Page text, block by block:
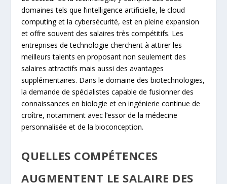
domaines tels que l’intelligence artificielle, le cloud
computing et la cybersécurité, est en pleine expansion
et offre souvent des salaires très compétitifs. Les
entreprises de technologie cherchent à attirer les
meilleurs talents en proposant non seulement des
salaires attractifs mais aussi des avantages
supplémentaires. Dans le domaine des biotechnologies,
la demande de spécialistes capable de fusionner des
connaissances en biologie et en ingénierie continue de
croître, notamment avec l’essor de la médecine
personnalisée et de la bioconception.
QUELLES COMPÉTENCES
AUGMENTENT LE SALAIRE DES